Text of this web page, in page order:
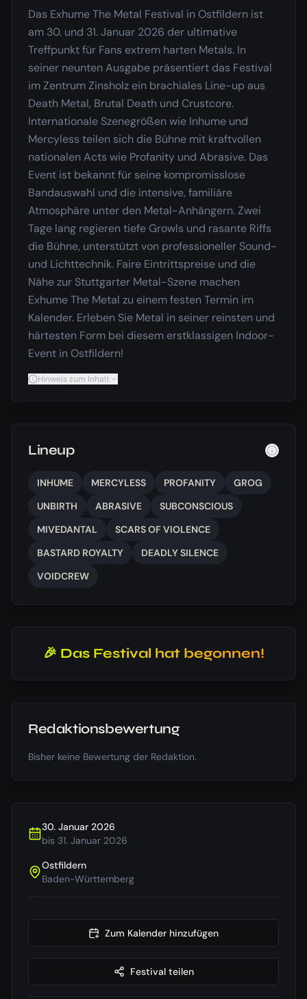
Das Exhume The Metal Festival in Ostfildern ist
am 30. und 31. Januar 2026 der ultimative
Treffpunkt für Fans extrem harten Metals. In
seiner neunten Ausgabe präsentiert das Festival
im Zentrum Zinsholz ein brachiales Line-up aus
Death Metal, Brutal Death und Crustcore.
Internationale Szenegrößen wie Inhume und
Mercyless teilen sich die Bühne mit kraftvollen
nationalen Acts wie Profanity und Abrasive. Das
Event ist bekannt für seine kompromisslose
Bandauswahl und die intensive, familiäre
Atmosphäre unter den Metal-Anhängern. Zwei
Tage lang regieren tiefe Growls und rasante Riffs
die Bühne, unterstützt von professioneller Sound-
und Lichttechnik. Faire Eintrittspreise und die
Nähe zur Stuttgarter Metal-Szene machen
Exhume The Metal zu einem festen Termin im
Kalender. Erleben Sie Metal in seiner reinsten und
härtesten Form bei diesem erstklassigen Indoor-
Event in Ostfildern!
Hinweis zum Inhalt
Lineup
INHUME MERCYLESS PROFANITY
GROG
UNBIRTH
ABRASIVE
SUBCONSCIOUS
MIVEDANTAL
SCARS OF VIOLENCE
BASTARD ROYALTY
DEADLY SILENCE
VOIDCREW
🎉 Das Festival hat begonnen!
Redaktionsbewertung
Bisher keine Bewertung der Redaktion.
30. Januar 2026
bis 31. Januar 2026
Ostfildern
Baden-Württemberg
Zum Kalender hinzufügen
Festival teilen